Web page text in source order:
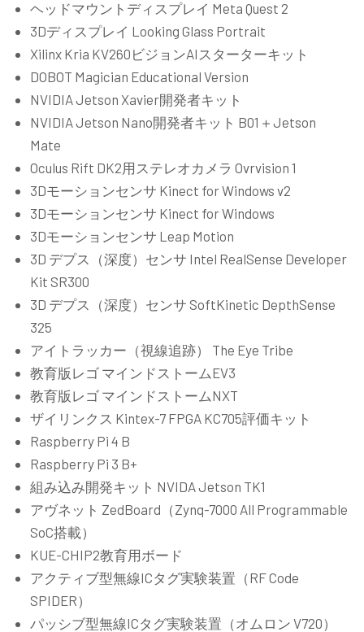
ヘッドマウントディスプレイ Meta Quest 2
3Dディスプレイ Looking Glass Portrait
Xilinx Kria KV260ビジョンAIスターターキット
DOBOT Magician Educational Version
NVIDIA Jetson Xavier開発者キット
NVIDIA Jetson Nano開発者キット B01＋Jetson
Mate
Oculus Rift DK2用ステレオカメラ Ovrvision 1
3Dモーションセンサ Kinect for Windows v2
3Dモーションセンサ Kinect for Windows
3Dモーションセンサ Leap Motion
3D デプス（深度）センサ Intel RealSense Developer
Kit SR300
3D デプス（深度）センサ SoftKinetic DepthSense
325
アイトラッカー（視線追跡） The Eye Tribe
教育版レゴ マインドストームEV3
教育版レゴ マインドストームNXT
ザイリンクス Kintex-7 FPGA KC705評価キット
Raspberry Pi 4 B
Raspberry Pi 3 B+
組み込み開発キット NVIDA Jetson TK1
アヴネット ZedBoard（Zynq-7000 All Programmable
SoC搭載）
KUE-CHIP2教育用ボード
アクティブ型無線ICタグ実験装置（RF Code
SPIDER）
パッシブ型無線ICタグ実験装置（オムロン V720）